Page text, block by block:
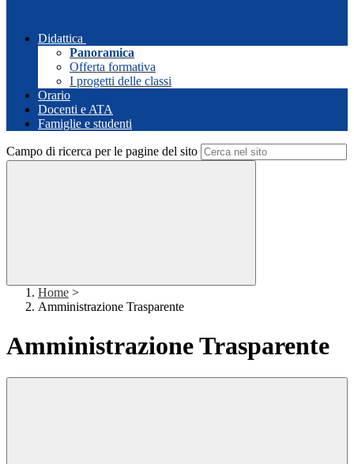
Didattica
Panoramica
Offerta formativa
I progetti delle classi
Orario
Docenti e ATA
Famiglie e studenti
Campo di ricerca per le pagine del sito
Home >
Amministrazione Trasparente
Amministrazione Trasparente